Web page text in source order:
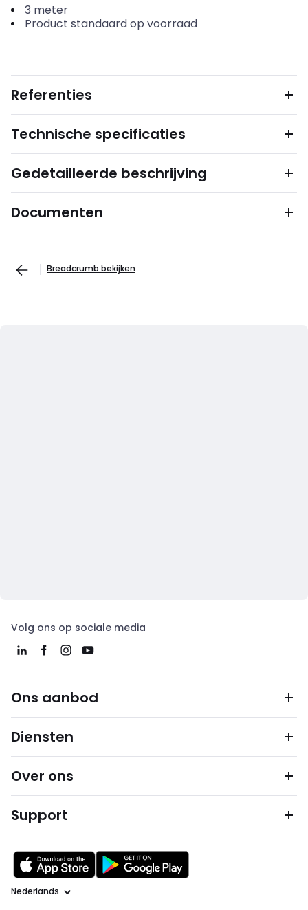
3 meter
Product standaard op voorraad
Referenties
Technische specificaties
Gedetailleerde beschrijving
Documenten
Breadcrumb bekijken
Volg ons op sociale media
Ons aanbod
Diensten
Over ons
Support
Taal